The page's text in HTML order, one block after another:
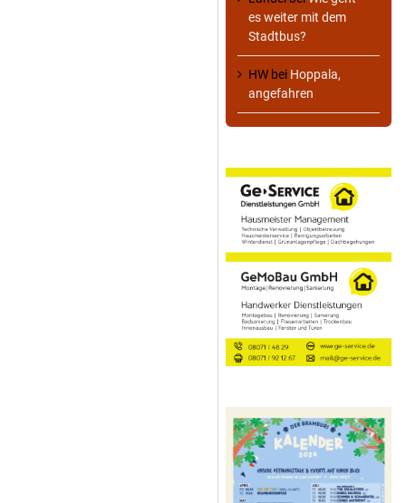
es weiter mit dem
Stadtbus?
HW bei Hoppala,
angefahren